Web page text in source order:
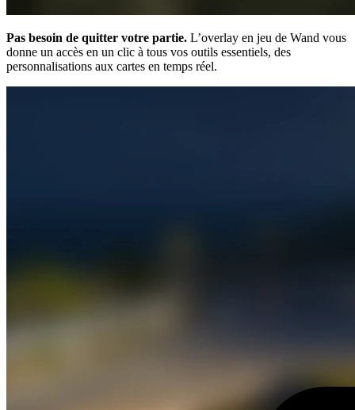
Pas besoin de quitter votre partie. L’overlay en jeu de Wand vous
donne un accès en un clic à tous vos outils essentiels, des
personnalisations aux cartes en temps réel.